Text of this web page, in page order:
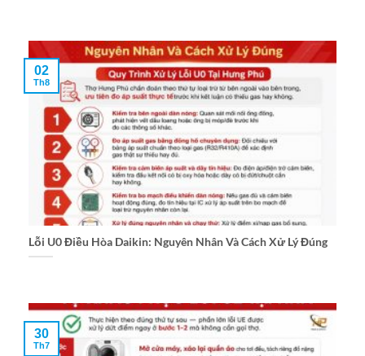
Lỗi U0 Điều Hòa Daikin: Nguyên Nhân Và Cách Xử Lý Đúng
02
Th8
30
Th7